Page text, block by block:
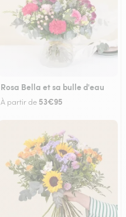
Rosa Bella et sa bulle d'eau
À partir de 53€95